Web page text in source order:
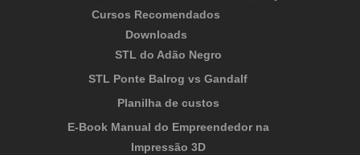
Cursos Recomendados
Downloads
STL do Adão Negro
STL Ponte Balrog vs Gandalf
Planilha de custos
E-Book Manual do Empreendedor na
Impressão 3D